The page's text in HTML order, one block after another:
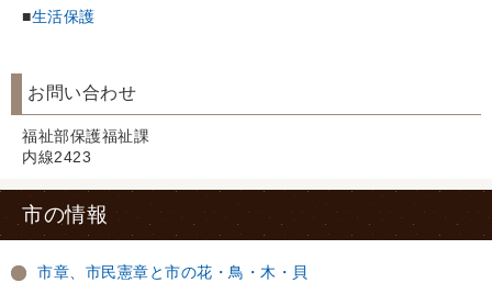
■生活保護
お問い合わせ
福祉部保護福祉課
内線2423
市の情報
市章、市民憲章と市の花・鳥・木・貝